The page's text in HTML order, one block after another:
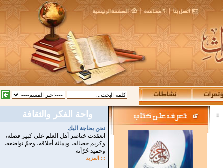
واحة الفكر والثقافة
نحن بحاجة اليك
انعقدت خناصر أهل العلم على كبير فضله،
وكريم خصاله، ودماثة أخلاقه، وجمّ تواضعه،
وحميد جُرْأته
::: المزيد